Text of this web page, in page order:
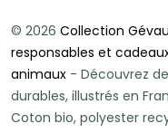
© 2026 Collection
responsables et
animaux - Découvrez
durables, illustrés en
Coton bio, polyester